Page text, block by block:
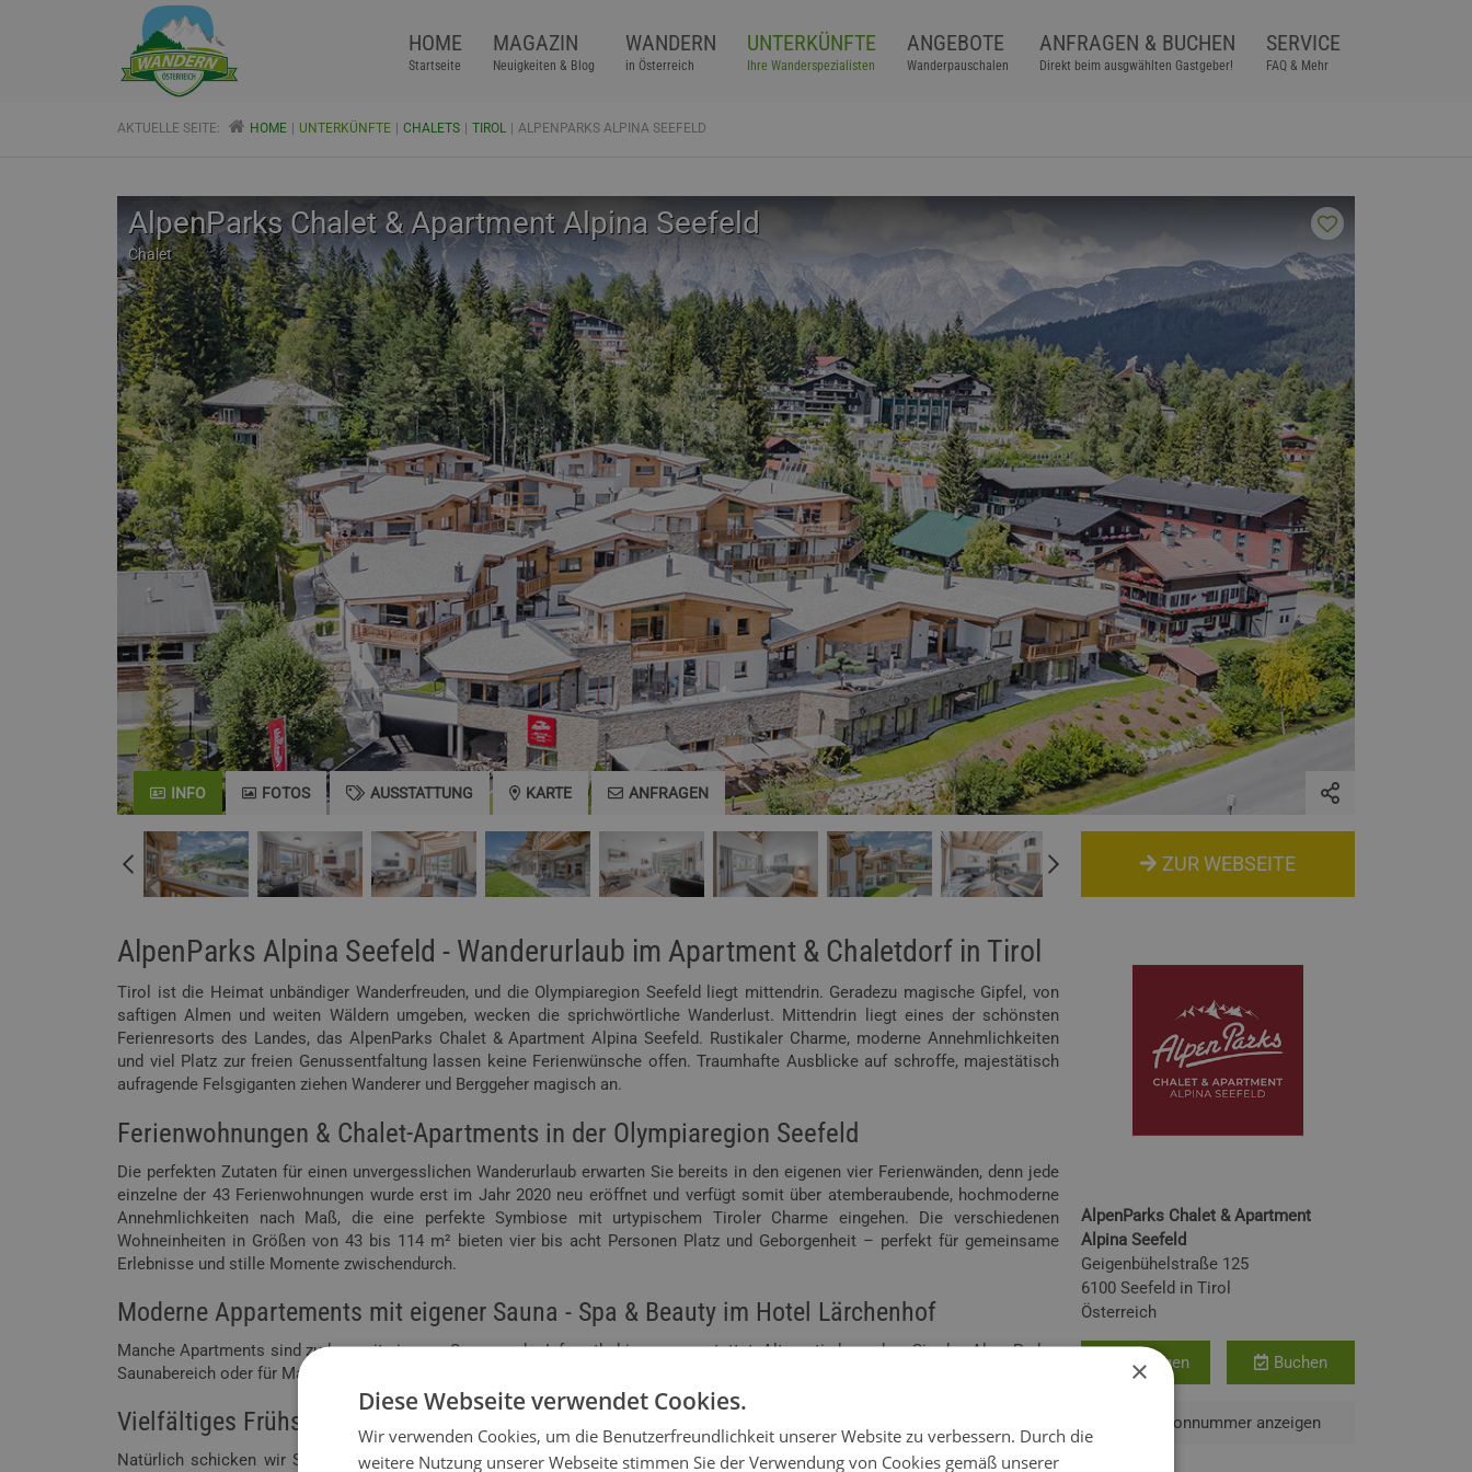
HOME
Startseite
MAGAZIN
Neuigkeiten & Blog
WANDERN
in Österreich
UNTERKÜNFTE
Ihre Wanderspezialisten
ANGEBOTE
Wanderpauschalen
ANFRAGEN & BUCHEN
Direkt beim ausgwählten Gastgeber!
SERVICE
FAQ & Mehr
AKTUELLE SEITE: HOME UNTERKÜNFTE CHALETS TIROL ALPENPARKS ALPINA SEEFELD
AlpenParks Chalet & Apartment Alpina Seefeld
Chalet
INFO FOTOS AUSSTATTUNG KARTE ANFRAGEN
ZUR WEBSEITE
AlpenParks Alpina Seefeld - Wanderurlaub im Apartment & Chaletdorf in Tirol
Tirol ist die Heimat unbändiger Wanderfreuden, und die Olympiaregion Seefeld liegt mittendrin. Geradezu magische Gipfel, von
saftigen Almen und weiten Wäldern umgeben, wecken die sprichwörtliche Wanderlust. Mittendrin liegt eines der schönsten
Ferienresorts des Landes, das AlpenParks Chalet & Apartment Alpina Seefeld. Rustikaler Charme, moderne Annehmlichkeiten
und viel Platz zur freien Genussentfaltung lassen keine Ferienwünsche offen. Traumhafte Ausblicke auf schroffe, majestätisch
aufragende Felsgiganten ziehen Wanderer und Berggeher magisch an.
Ferienwohnungen & Chalet-Apartments in der Olympiaregion Seefeld
Die perfekten Zutaten für einen unvergesslichen Wanderurlaub erwarten Sie bereits in den eigenen vier Ferienwänden, denn jede
einzelne der 43 Ferienwohnungen wurde erst im Jahr 2020 neu eröffnet und verfügt somit über atemberaubende, hochmoderne
Annehmlichkeiten nach Maß, die eine perfekte Symbiose mit urtypischem Tiroler Charme eingehen. Die verschiedenen
Wohneinheiten in Größen von 43 bis 114 m² bieten vier bis acht Personen Platz und Geborgenheit – perfekt für gemeinsame
Erlebnisse und stille Momente zwischendurch.
Moderne Appartements mit eigener Sauna - Spa & Beauty im Hotel Lärchenhof
Manche Apartments sind zudem mit eigenen Saunen oder Infrarotkabinen ausgestattet. Alternativ besuchen Sie den AlpenParks-
Saunabereich oder für Massagen und Beauty-Treatments, den marVita-Spa im Partnerhotel Lärchenhof ****S.
Vielfältiges Frühstücksbuffet mit regionalen Bio-Produkten im AlpenParks Bistro
Natürlich schicken wir Sie nicht hungrig auf große Wanderung. Im Bistro erwartet Sie das kunterbunte AlpenParks-Buffet am
AlpenParks Chalet & Apartment
Alpina Seefeld
Geigenbühelstraße 125
6100 Seefeld in Tirol
Österreich
Anfragen Buchen
Telefonnummer anzeigen
×
Diese Webseite verwendet Cookies.
Wir verwenden Cookies, um die Benutzerfreundlichkeit unserer Website zu verbessern. Durch die
weitere Nutzung unserer Webseite stimmen Sie der Verwendung von Cookies gemäß unserer